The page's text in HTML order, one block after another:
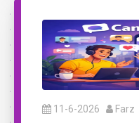
11-6-2026 Farz